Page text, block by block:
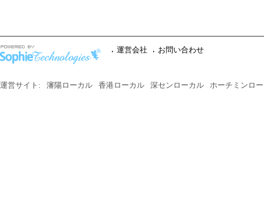
運営会社 お問い合わせ
運営サイト: 瀋陽ローカル 香港ローカル 深センローカル ホーチミンロ